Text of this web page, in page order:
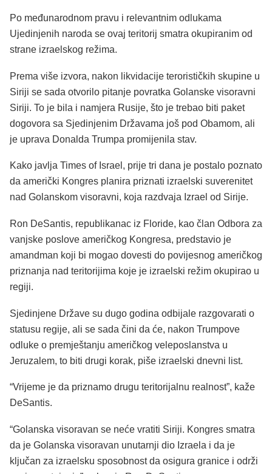
Po međunarodnom pravu i relevantnim odlukama
Ujedinjenih naroda se ovaj teritorij smatra okupiranim od
strane izraelskog režima.
Prema više izvora, nakon likvidacije terorističkih skupine u
Siriji se sada otvorilo pitanje povratka Golanske visoravni
Siriji. To je bila i namjera Rusije, što je trebao biti paket
dogovora sa Sjedinjenim Državama još pod Obamom, ali
je uprava Donalda Trumpa promijenila stav.
Kako javlja Times of Israel, prije tri dana je postalo poznato
da američki Kongres planira priznati izraelski suverenitet
nad Golanskom visoravni, koja razdvaja Izrael od Sirije.
Ron DeSantis, republikanac iz Floride, kao član Odbora za
vanjske poslove američkog Kongresa, predstavio je
amandman koji bi mogao dovesti do povijesnog američkog
priznanja nad teritorijima koje je izraelski režim okupirao u
regiji.
Sjedinjene Države su dugo godina odbijale razgovarati o
statusu regije, ali se sada čini da će, nakon Trumpove
odluke o premještanju američkog veleposlanstva u
Jeruzalem, to biti drugi korak, piše izraelski dnevni list.
“Vrijeme je da priznamo drugu teritorijalnu realnost”, kaže
DeSantis.
“Golanska visoravan se neće vratiti Siriji. Kongres smatra
da je Golanska visoravan unutarnji dio Izraela i da je
ključan za izraelsku sposobnost da osigura granice i održi